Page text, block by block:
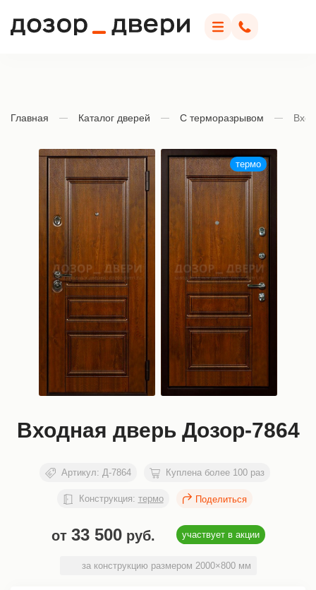
Дозор Двери
МенюПозвонить
Главная Каталог дверей С терморазрывом
Входная дверь Дозор-7864
Артикул: Д-7864 Куплена более 100 раз
Конструкция: термо
от 33 500руб. участвует в акции
за конструкцию размером 2000×800 мм